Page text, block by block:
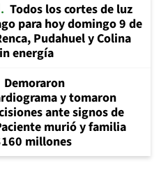
Todos los cortes de luz
para hoy domingo 9 de
Pudahuel y Colina
energía
Demoraron
y tomaron
ante signos de
murió y familia
millones